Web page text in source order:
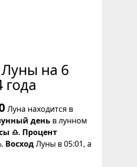
на 6
года
Луна находится в
день в лунном
♎. Процент
ВосходЛуны в 05:01, а